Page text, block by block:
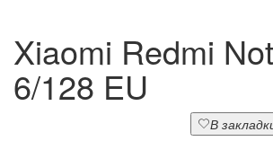
Xiaomi Redmi
6/128 EU
В